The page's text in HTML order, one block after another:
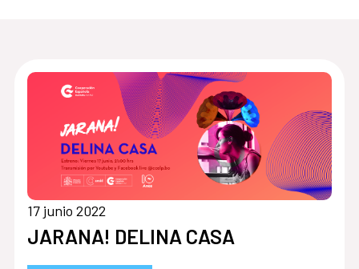
17 junio 2022
JARANA! DELINA CASA